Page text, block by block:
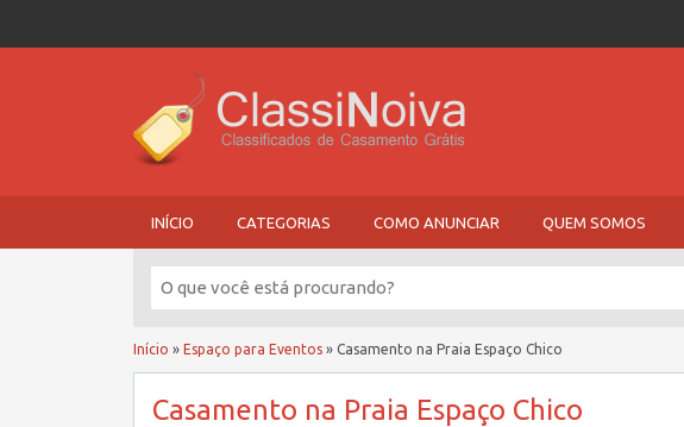
INÍCIO CATEGORIAS COMO ANUNCIAR QUEM SOMOS
Início » Espaço para Eventos » Casamento na Praia Espaço Chico
Casamento na Praia Espaço Chico